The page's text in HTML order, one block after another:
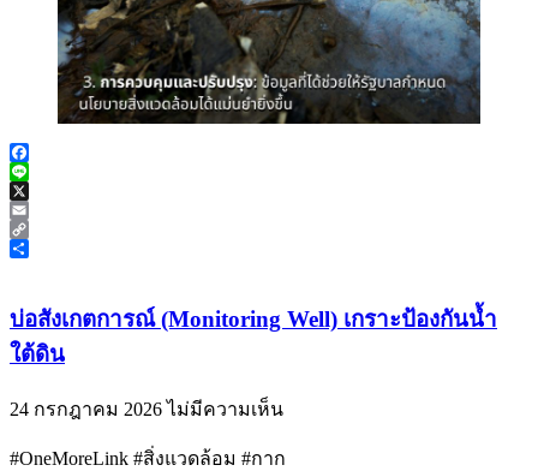
Facebook
Line
X
Email
Copy
บ่อสังเกตการณ์ (Monitoring Well) เกราะป้องกันน้ำ
ใต้ดิน
24 กรกฎาคม 2026ไม่มีความเห็น
#OneMoreLink #สิ่งแวดล้อม #กาก